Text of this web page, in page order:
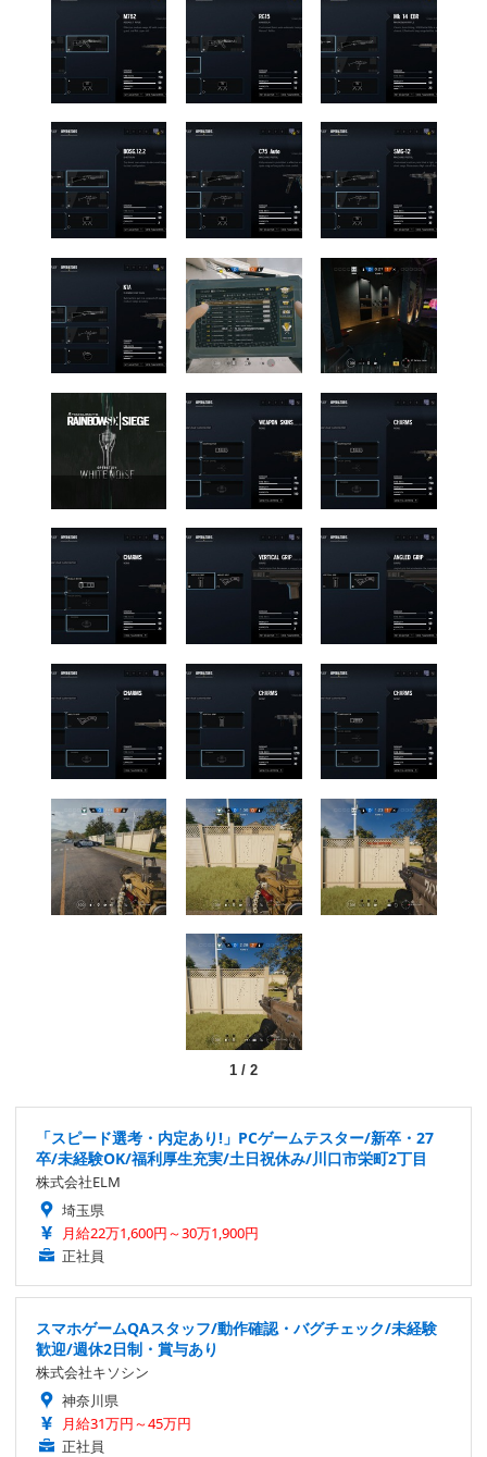
1/ 2
「スピード選考・内定あり!」PCゲームテスター/新卒・27
卒/未経験OK/福利厚生充実/土日祝休み/川口市栄町2丁目
株式会社ELM
埼玉県
月給22万1,600円～30万1,900円
正社員
スマホゲームQAスタッフ/動作確認・バグチェック/未経験
歓迎/週休2日制・賞与あり
株式会社キソシン
神奈川県
月給31万円～45万円
正社員